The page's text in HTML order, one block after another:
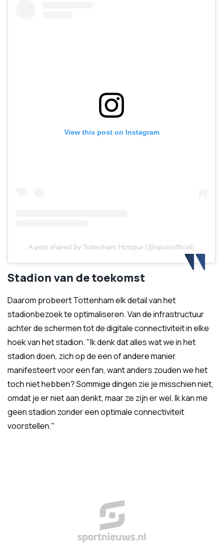
View this post on Instagram
A post shared by Tottenham Hotspur (@spursofficial)
Stadion van de toekomst
Daarom probeert Tottenham elk detail van het
stadionbezoek te optimaliseren. Van de infrastructuur
achter de schermen tot de digitale connectiviteit in elke
hoek van het stadion. "Ik denk dat alles wat we in het
stadion doen, zich op de een of andere manier
manifesteert voor een fan, want anders zouden we het
toch niet hebben? Sommige dingen zie je misschien niet,
omdat je er niet aan denkt, maar ze zijn er wel. Ik kan me
geen stadion zonder een optimale connectiviteit
voorstellen."